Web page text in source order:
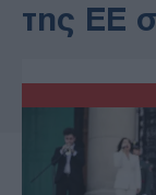
MEDIA
AUTO - MOTO
ΠΑΡΑΞΕΝΑ
της ΕΕ